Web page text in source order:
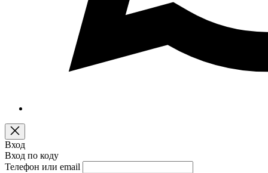
Вход
Вход по коду
Телефон или email